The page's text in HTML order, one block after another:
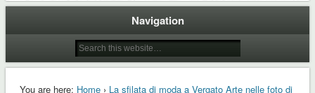
Navigation
You are here: Home› La sfilata di moda a Vergato Arte nelle foto di